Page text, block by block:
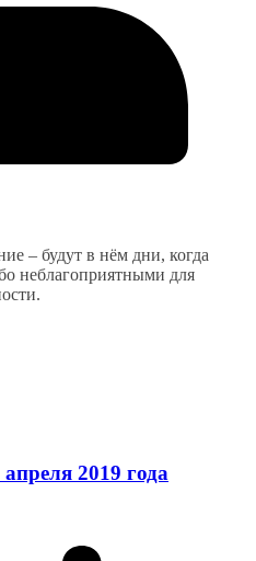
– будут в нём дни, когда
неблагоприятными для
2019 года